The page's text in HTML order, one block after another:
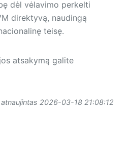
dėl vėlavimo perkelti
direktyvą, naudingą
teisę.
atsakymą galite
2026-03-18 21:08:12